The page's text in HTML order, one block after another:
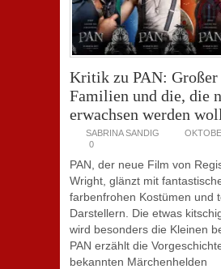
Kritik zu PAN: Großer
Familien und die, die
erwachsen werden
SABRINA SANDIG
0
PAN, der neue Film von
Wright, glänzt mit
farbenfrohen Kostümen und
Darstellern. Die etwas
wird besonders die Kleinen
PAN erzählt die
bekannten Märchenhelden